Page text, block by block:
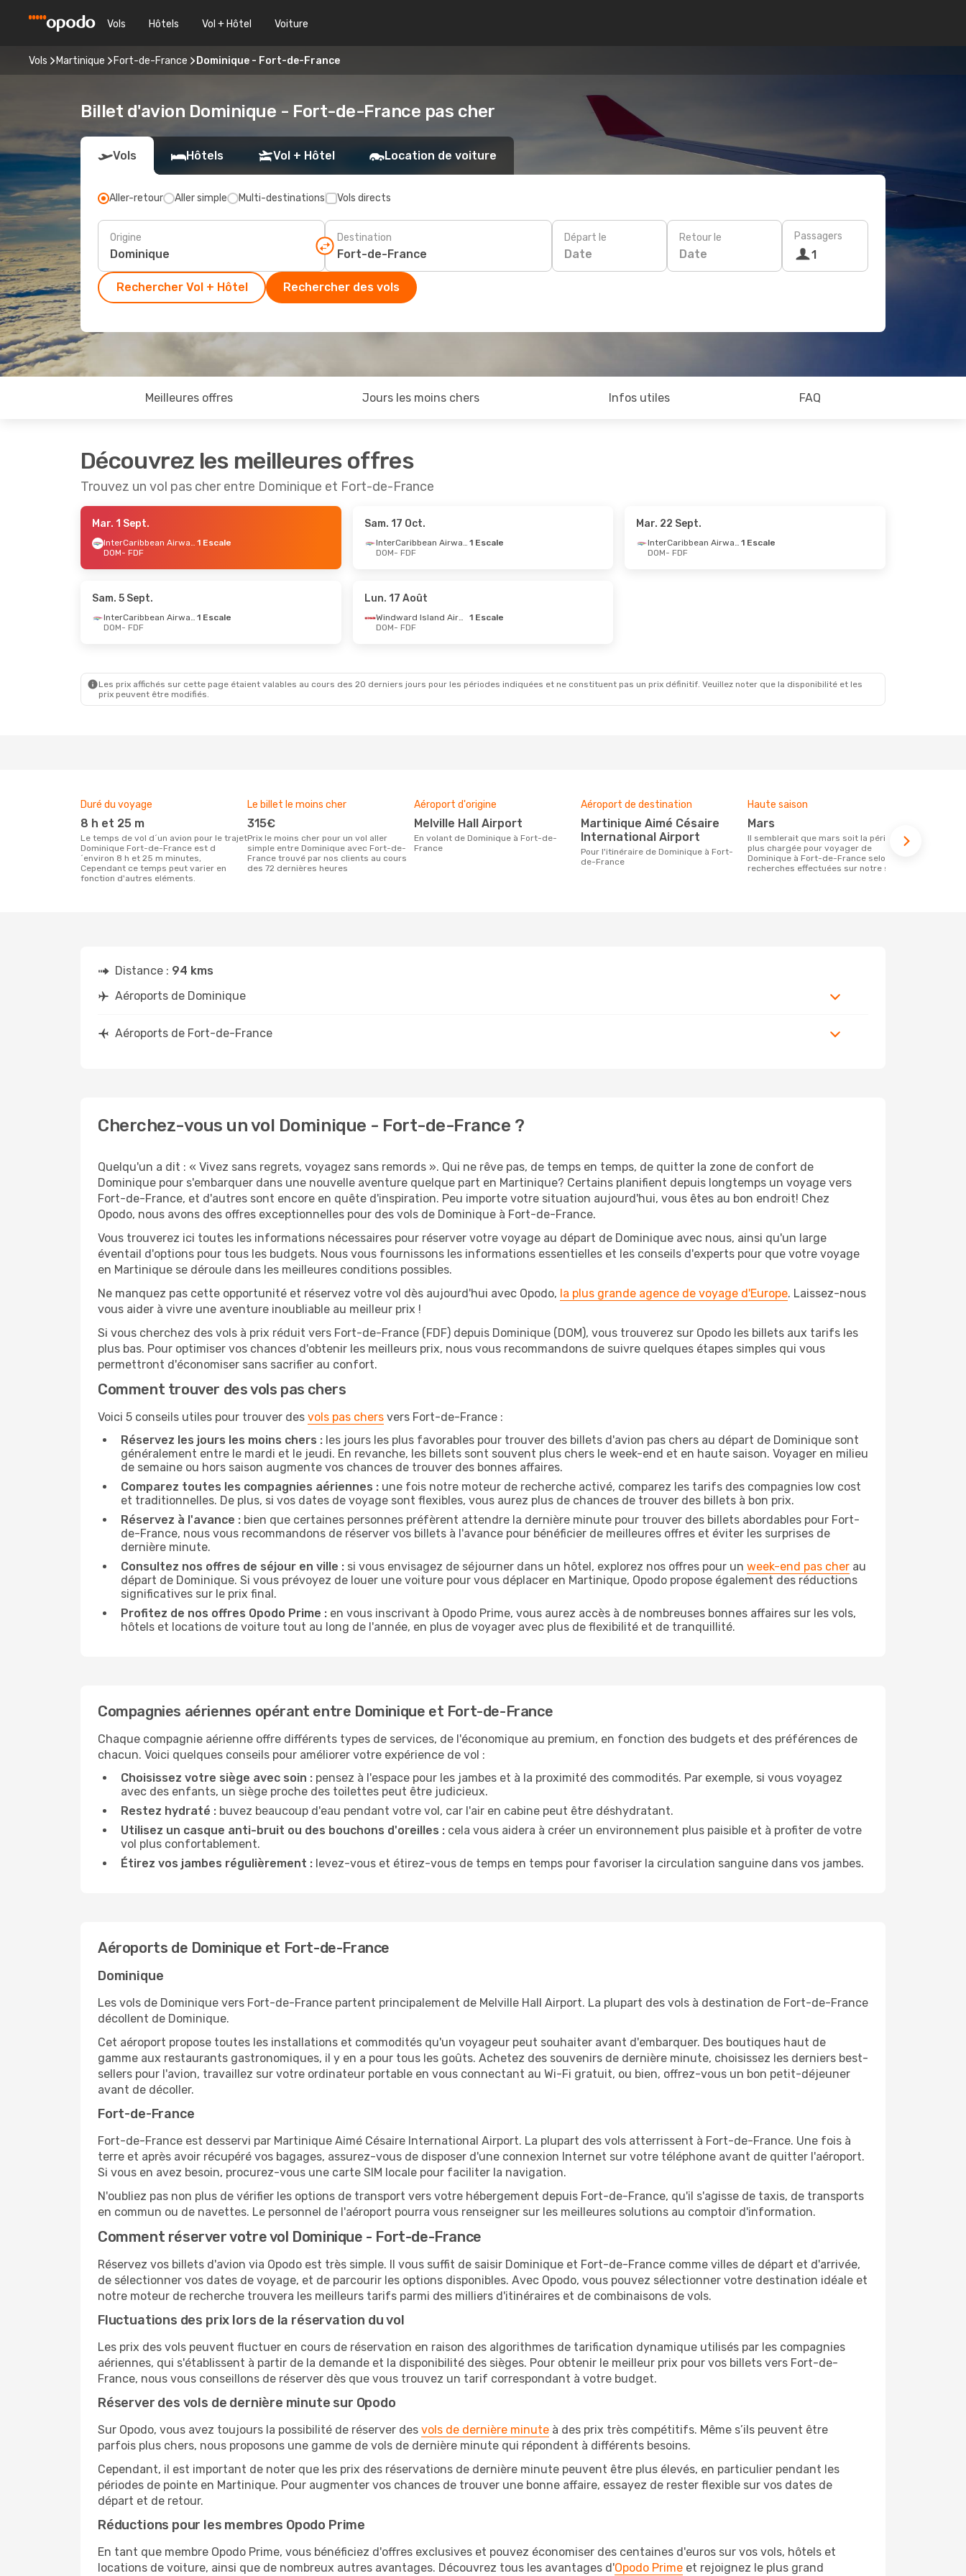
Vols Hôtels Vol + Hôtel Voiture
Vols Martinique Fort-de-France Dominique - Fort-de-France
Billet d'avion Dominique - Fort-de-France pas cher
Vols Hôtels Vol + Hôtel Location de voiture
Aller-retour Aller simple Multi-destinations Vols directs
Origine Destination Départ le
Date
Retour le
Date
Passagers
1
Rechercher Vol + Hôtel Rechercher des vols
Meilleures offres Jours les moins chers Infos utiles FAQ
Découvrez les meilleures offres
Trouvez un vol pas cher entre Dominique et Fort-de-France
Mar. 1 Sept.
InterCaribbean Airways 1 Escale
DOM- FDF
Sam. 17 Oct.
InterCaribbean Airways 1 Escale
DOM- FDF
Mar. 22 Sept.
InterCaribbean Airways 1 Escale
DOM- FDF
Sam. 5 Sept.
InterCaribbean Airways 1 Escale
DOM- FDF
Lun. 17 Août
Windward Island Airways
1 Escale
DOM- FDF
Les prix affichés sur cette page étaient valables au cours des 20 derniers jours pour les périodes indiquées et ne constituent pas un prix définitif. Veuillez noter que la disponibilité et les
prix peuvent être modifiés.
Duré du voyage
8 h et 25 m
Le temps de vol d´un avion pour le trajet
Dominique Fort-de-France est d
´environ 8 h et 25 m minutes,
Cependant ce temps peut varier en
fonction d'autres eléments.
Le billet le moins cher
315€
Prix le moins cher pour un vol aller
simple entre Dominique avec Fort-de-
France trouvé par nos clients au cours
des 72 dernières heures
Aéroport d'origine
Melville Hall Airport
En volant de Dominique à Fort-de-
France
Aéroport de destination
Martinique Aimé Césaire
International Airport
Pour l'itinéraire de Dominique à Fort-
de-France
Haute saison
mars
Il semblerait que mars soit la période la
plus chargée pour voyager de
Dominique à Fort-de-France selon les
recherches effectuées sur notre site.
Distance : 94 kms
Aéroports de Dominique
Aéroports de Fort-de-France
Cherchez-vous un vol Dominique - Fort-de-France ?
Quelqu'un a dit : « Vivez sans regrets, voyagez sans remords ». Qui ne rêve pas, de temps en temps, de quitter la zone de confort de
Dominique pour s'embarquer dans une nouvelle aventure quelque part en Martinique? Certains planifient depuis longtemps un voyage vers
Fort-de-France, et d'autres sont encore en quête d'inspiration. Peu importe votre situation aujourd'hui, vous êtes au bon endroit! Chez
Opodo, nous avons des offres exceptionnelles pour des vols de Dominique à Fort-de-France.
Vous trouverez ici toutes les informations nécessaires pour réserver votre voyage au départ de Dominique avec nous, ainsi qu'un large
éventail d'options pour tous les budgets. Nous vous fournissons les informations essentielles et les conseils d'experts pour que votre voyage
en Martinique se déroule dans les meilleures conditions possibles.
Ne manquez pas cette opportunité et réservez votre vol dès aujourd'hui avec Opodo, la plus grande agence de voyage d'Europe. Laissez-nous
vous aider à vivre une aventure inoubliable au meilleur prix !
Si vous cherchez des vols à prix réduit vers Fort-de-France (FDF) depuis Dominique (DOM), vous trouverez sur Opodo les billets aux tarifs les
plus bas. Pour optimiser vos chances d'obtenir les meilleurs prix, nous vous recommandons de suivre quelques étapes simples qui vous
permettront d'économiser sans sacrifier au confort.
Comment trouver des vols pas chers
Voici 5 conseils utiles pour trouver des vols pas chers vers Fort-de-France :
Réservez les jours les moins chers : les jours les plus favorables pour trouver des billets d'avion pas chers au départ de Dominique sont
généralement entre le mardi et le jeudi. En revanche, les billets sont souvent plus chers le week-end et en haute saison. Voyager en milieu
de semaine ou hors saison augmente vos chances de trouver des bonnes affaires.
Comparez toutes les compagnies aériennes : une fois notre moteur de recherche activé, comparez les tarifs des compagnies low cost
et traditionnelles. De plus, si vos dates de voyage sont flexibles, vous aurez plus de chances de trouver des billets à bon prix.
Réservez à l'avance : bien que certaines personnes préfèrent attendre la dernière minute pour trouver des billets abordables pour Fort-
de-France, nous vous recommandons de réserver vos billets à l'avance pour bénéficier de meilleures offres et éviter les surprises de
dernière minute.
Consultez nos offres de séjour en ville : si vous envisagez de séjourner dans un hôtel, explorez nos offres pour un week-end pas cher au
départ de Dominique. Si vous prévoyez de louer une voiture pour vous déplacer en Martinique, Opodo propose également des réductions
significatives sur le prix final.
Profitez de nos offres Opodo Prime : en vous inscrivant à Opodo Prime, vous aurez accès à de nombreuses bonnes affaires sur les vols,
hôtels et locations de voiture tout au long de l'année, en plus de voyager avec plus de flexibilité et de tranquillité.
Compagnies aériennes opérant entre Dominique et Fort-de-France
Chaque compagnie aérienne offre différents types de services, de l'économique au premium, en fonction des budgets et des préférences de
chacun. Voici quelques conseils pour améliorer votre expérience de vol :
Choisissez votre siège avec soin : pensez à l'espace pour les jambes et à la proximité des commodités. Par exemple, si vous voyagez
avec des enfants, un siège proche des toilettes peut être judicieux.
Restez hydraté : buvez beaucoup d'eau pendant votre vol, car l'air en cabine peut être déshydratant.
Utilisez un casque anti-bruit ou des bouchons d'oreilles : cela vous aidera à créer un environnement plus paisible et à profiter de votre
vol plus confortablement.
Étirez vos jambes régulièrement : levez-vous et étirez-vous de temps en temps pour favoriser la circulation sanguine dans vos jambes.
Aéroports de Dominique et Fort-de-France
Dominique
Les vols de Dominique vers Fort-de-France partent principalement de Melville Hall Airport. La plupart des vols à destination de Fort-de-France
décollent de Dominique.
Cet aéroport propose toutes les installations et commodités qu'un voyageur peut souhaiter avant d'embarquer. Des boutiques haut de
gamme aux restaurants gastronomiques, il y en a pour tous les goûts. Achetez des souvenirs de dernière minute, choisissez les derniers best-
sellers pour l'avion, travaillez sur votre ordinateur portable en vous connectant au Wi-Fi gratuit, ou bien, offrez-vous un bon petit-déjeuner
avant de décoller.
Fort-de-France
Fort-de-France est desservi par Martinique Aimé Césaire International Airport. La plupart des vols atterrissent à Fort-de-France. Une fois à
terre et après avoir récupéré vos bagages, assurez-vous de disposer d'une connexion Internet sur votre téléphone avant de quitter l'aéroport.
Si vous en avez besoin, procurez-vous une carte SIM locale pour faciliter la navigation.
N'oubliez pas non plus de vérifier les options de transport vers votre hébergement depuis Fort-de-France, qu'il s'agisse de taxis, de transports
en commun ou de navettes. Le personnel de l'aéroport pourra vous renseigner sur les meilleures solutions au comptoir d'information.
Comment réserver votre vol Dominique - Fort-de-France
Réservez vos billets d'avion via Opodo est très simple. Il vous suffit de saisir Dominique et Fort-de-France comme villes de départ et d'arrivée,
de sélectionner vos dates de voyage, et de parcourir les options disponibles. Avec Opodo, vous pouvez sélectionner votre destination idéale et
notre moteur de recherche trouvera les meilleurs tarifs parmi des milliers d'itinéraires et de combinaisons de vols.
Fluctuations des prix lors de la réservation du vol
Les prix des vols peuvent fluctuer en cours de réservation en raison des algorithmes de tarification dynamique utilisés par les compagnies
aériennes, qui s'établissent à partir de la demande et la disponibilité des sièges. Pour obtenir le meilleur prix pour vos billets vers Fort-de-
France, nous vous conseillons de réserver dès que vous trouvez un tarif correspondant à votre budget.
Réserver des vols de dernière minute sur Opodo
Sur Opodo, vous avez toujours la possibilité de réserver des vols de dernière minute à des prix très compétitifs. Même s’ils peuvent être
parfois plus chers, nous proposons une gamme de vols de dernière minute qui répondent à différents besoins.
Cependant, il est important de noter que les prix des réservations de dernière minute peuvent être plus élevés, en particulier pendant les
périodes de pointe en Martinique. Pour augmenter vos chances de trouver une bonne affaire, essayez de rester flexible sur vos dates de
départ et de retour.
Réductions pour les membres Opodo Prime
En tant que membre Opodo Prime, vous bénéficiez d'offres exclusives et pouvez économiser des centaines d'euros sur vos vols, hôtels et
locations de voiture, ainsi que de nombreux autres avantages. Découvrez tous les avantages d'Opodo Prime et rejoignez le plus grand